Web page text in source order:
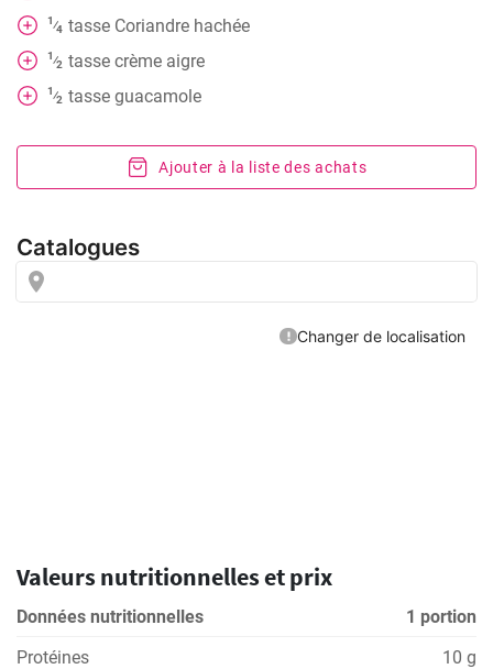
1⁄4 tasse Coriandre hachée
1⁄2 tasse crème aigre
1⁄2 tasse guacamole
Ajouter à la liste des achats
Valeurs nutritionnelles et prix
Données nutritionnelles
1 portion
Protéines
10 g